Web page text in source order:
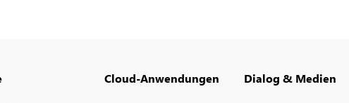
Cloud-Anwendungen Dialog & Medien